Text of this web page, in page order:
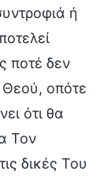
ή
ποτέ δεν
Θεού, οπότε
ότι θα
Τον
δικές Του